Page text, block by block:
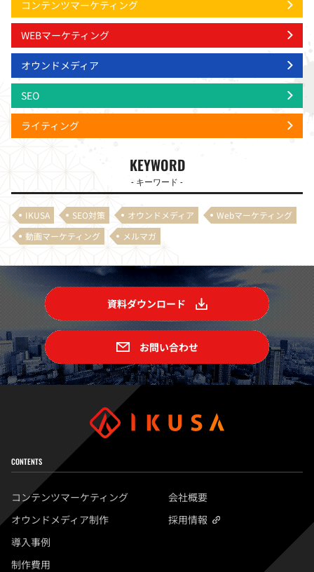
コンテンツマーケティング
WEBマーケティング
オウンドメディア
SEO
ライティング
KEYWORD
- キーワード -
IKUSA SEO対策 オウンドメディア
Webマーケティング
動画マーケティング
メルマガ
資料ダウンロード
お問い合わせ
CONTENTS
コンテンツマーケティング
オウンドメディア制作
導入事例
制作費用
会社概要
採用情報